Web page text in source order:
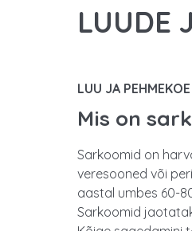
LUUDE
LUU JA
Mis on
Sarkoomid on
veresooned või
aastal umbes 60-
Sarkoomid